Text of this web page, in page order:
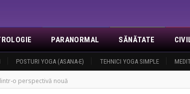
NOI EVENIMENTE REVELAŢII MISA CONTACT
POSTURI YOGA (ASANA-E) TEHNICI YOGA SIMPLE
PARANORMAL SĂNĂTATE
o perspectivă nouă